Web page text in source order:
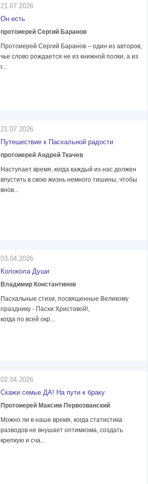
21.07.2026
Он есть
протоиерей Сергий Баранов
Протоиерей Сергий Баранов – один из авторов,
чье слово рождается не из книжной полки, а из
г...
21.07.2026
Путешествие к Пасхальной радости
протоиерей Андрей Ткачев
Наступает время, когда каждый из нас должен
впустить в свою жизнь немного тишины, чтобы
внов...
03.04.2026
Колокола Души
Владимир Константинов
Пасхальные стихи, посвященные Великому
празднику - Пасхи Христовой!,
когда по всей окр...
02.04.2026
Скажи семье ДА! На пути к браку
Протоиерей Максим Первозванский
Можно ли в наше время, когда статистика
разводов не внушает оптимизма, создать
крепкую и сча...